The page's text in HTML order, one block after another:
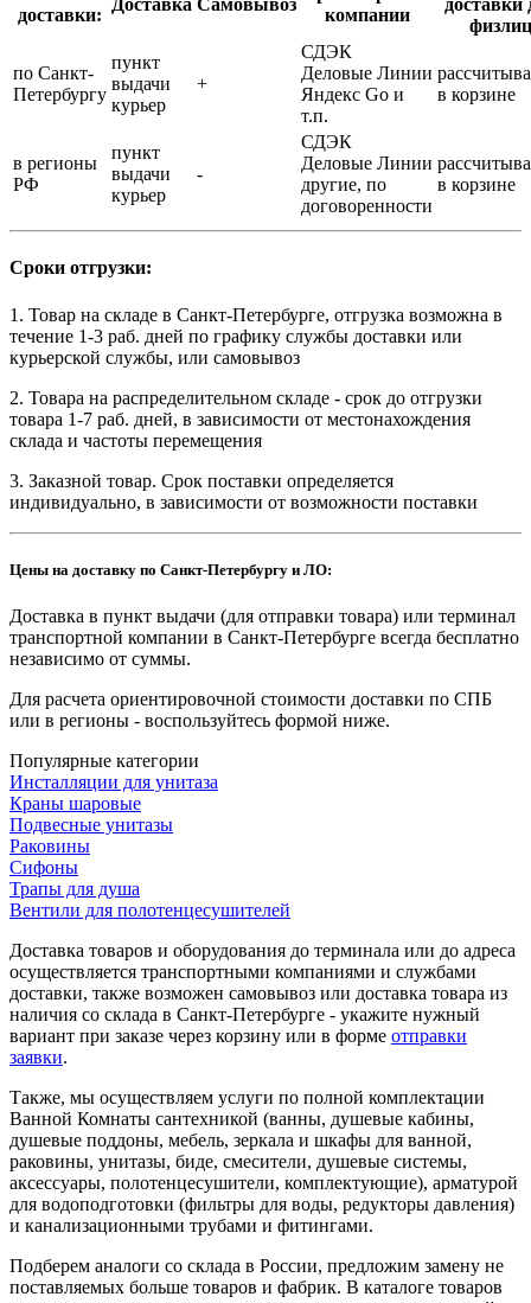
доставки:
Доставка Самовывоз
компании
доставки
физлиц
по Санкт-
Петербургу
пункт
выдачи
курьер
+
СДЭК
Деловые Линии
Яндекс Go и
т.п.
в корзине
в регионы
РФ
пункт
выдачи
курьер
-
СДЭК
Деловые Линии
другие, по
договоренности
в корзине
Сроки отгрузки:
1. Товар на складе в Санкт-Петербурге, отгрузка возможна в
течение 1-3 раб. дней по графику службы доставки или
курьерской службы, или самовывоз
2. Товара на распределительном складе - срок до отгрузки
товара 1-7 раб. дней, в зависимости от местонахождения
склада и частоты перемещения
3. Заказной товар. Срок поставки определяется
индивидуально, в зависимости от возможности поставки
Цены на доставку по Санкт-Петербургу и ЛО:
Доставка в пункт выдачи (для отправки товара) или терминал
транспортной компании в Санкт-Петербурге всегда бесплатно
независимо от суммы.
Для расчета ориентировочной стоимости доставки по СПБ
или в регионы - воспользуйтесь формой ниже.
Популярные категории
Инсталляции для унитаза
Краны шаровые
Подвесные унитазы
Раковины
Сифоны
Трапы для душа
Вентили для полотенцесушителей
Доставка товаров и оборудования до терминала или до адреса
осуществляется транспортными компаниями и службами
доставки, также возможен самовывоз или доставка товара из
наличия со склада в Санкт-Петербурге - укажите нужный
вариант при заказе через корзину или в форме отправки
заявки.
Также, мы осуществляем услуги по полной комплектации
Ванной Комнаты сантехникой (ванны, душевые кабины,
душевые поддоны, мебель, зеркала и шкафы для ванной,
раковины, унитазы, биде, смесители, душевые системы,
аксессуары, полотенцесушители, комплектующие), арматурой
для водоподготовки (фильтры для воды, редукторы давления)
и канализационными трубами и фитингами.
Подберем аналоги со склада в России, предложим замену не
поставляемых больше товаров и фабрик. В каталоге товаров